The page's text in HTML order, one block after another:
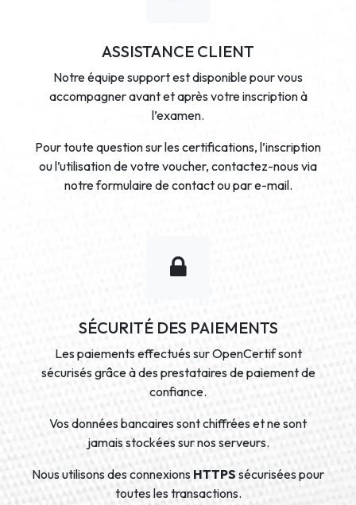
ASSISTANCE CLIENT
Notre équipe support est disponible pour vous
accompagner avant et après votre inscription à
l’examen.
Pour toute question sur les certifications, l’inscription
ou l’utilisation de votre voucher, contactez-nous via
notre formulaire de contact ou par e-mail.
SÉCURITÉ DES PAIEMENTS
Les paiements effectués sur OpenCertif sont
sécurisés grâce à des prestataires de paiement de
confiance.
Vos données bancaires sont chiffrées et ne sont
jamais stockées sur nos serveurs.
Nous utilisons des connexions HTTPS sécurisées pour
toutes les transactions.